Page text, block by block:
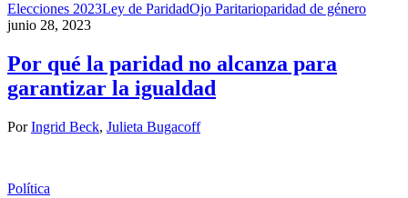
Elecciones 2023Ley de ParidadOjo Paritarioparidad de género
junio 28, 2023
Por qué la paridad no alcanza para
garantizar la igualdad
PorIngrid Beck, Julieta Bugacoff
Política